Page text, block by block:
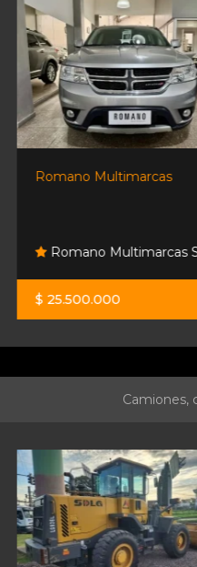
Romano Multimarcas
Romano Multimarcas
$ 25.500.000
Camiones,